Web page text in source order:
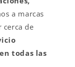
a marcas
cerca de
todas las